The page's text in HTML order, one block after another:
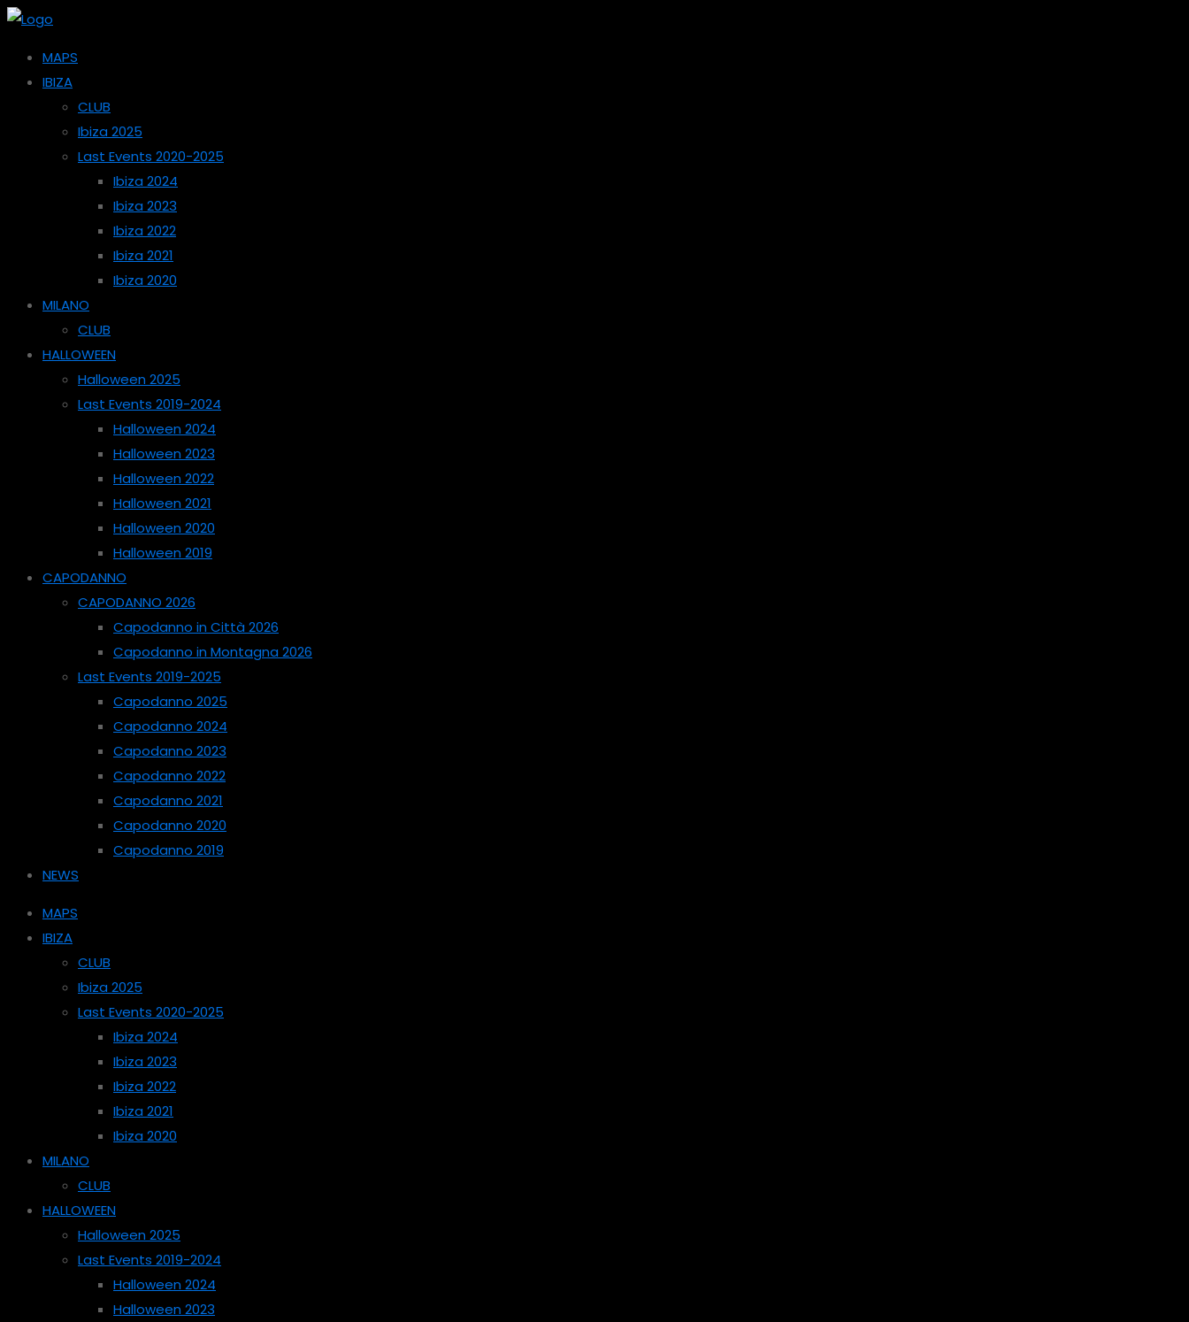
MAPS
IBIZA
CLUB
Ibiza 2025
Last Events 2020-2025
Ibiza 2024
Ibiza 2023
Ibiza 2022
Ibiza 2021
Ibiza 2020
MILANO
CLUB
HALLOWEEN
Halloween 2025
Last Events 2019-2024
Halloween 2024
Halloween 2023
Halloween 2022
Halloween 2021
Halloween 2020
Halloween 2019
CAPODANNO
CAPODANNO 2026
Capodanno in Città 2026
Capodanno in Montagna 2026
Last Events 2019-2025
Capodanno 2025
Capodanno 2024
Capodanno 2023
Capodanno 2022
Capodanno 2021
Capodanno 2020
Capodanno 2019
NEWS
MAPS
IBIZA
CLUB
Ibiza 2025
Last Events 2020-2025
Ibiza 2024
Ibiza 2023
Ibiza 2022
Ibiza 2021
Ibiza 2020
MILANO
CLUB
HALLOWEEN
Halloween 2025
Last Events 2019-2024
Halloween 2024
Halloween 2023